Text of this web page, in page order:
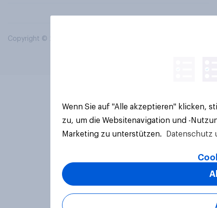
Copyright © 2026 YouGov PLC. Alle Rechte vorbehalten.
Wenn Sie auf "Alle akzeptieren" klicken,
zu, um die Websitenavigation und -
Marketing zu unterstützen.
Datenschutz